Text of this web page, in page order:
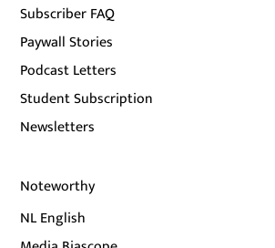
Subscriber FAQ
Paywall Stories
Podcast Letters
Student Subscription
Newsletters
Noteworthy
NL English